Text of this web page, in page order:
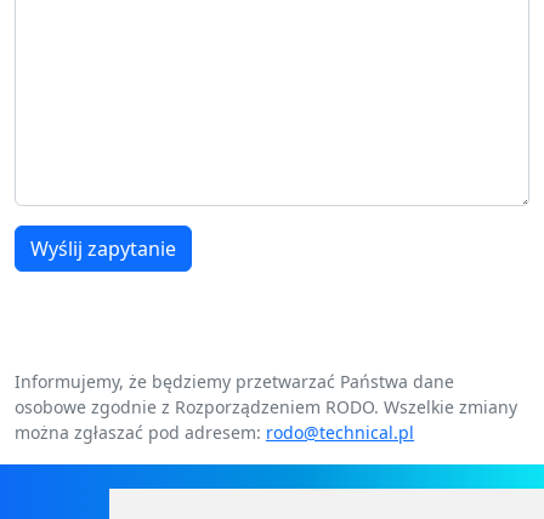
Wyślij zapytanie
Informujemy, że będziemy przetwarzać Państwa dane
osobowe zgodnie z Rozporządzeniem RODO. Wszelkie zmiany
można zgłaszać pod adresem: rodo@technical.pl